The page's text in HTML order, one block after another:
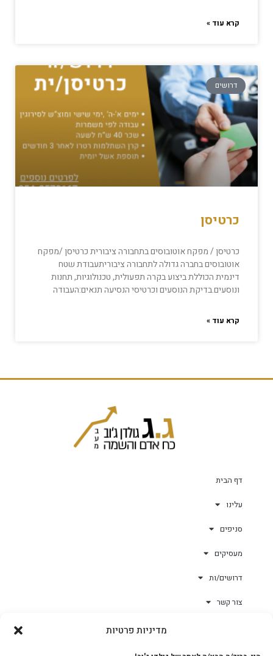
מדיניות פרטיות
קרא עוד »
דרושים
כרטיסן
כרטיסן / מפקח אוטובוסים בתחבורה ציבורית כרטיסן /מפקח
אוטובוסים בחברה גדולה לתחבורה ציבוריתעבודת שטח
דינמית הכוללת ביצוע בקרה תפעולית, טכנולוגיות, תחנות
ונוסעים.בדיקת הנוסעים וכרטיסי הנסיעה תנאים:העבודה
קרא עוד »
דף הבית
עלינו
סניפים
מעסיקים
דרושים/ות
צור קשר